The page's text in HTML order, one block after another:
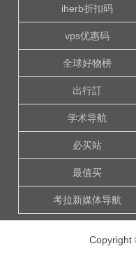
iherb折扣码
vps优惠码
全球好物榜
出行訂
学术导航
必买站
最值买
考拉新媒体导航
Copyright